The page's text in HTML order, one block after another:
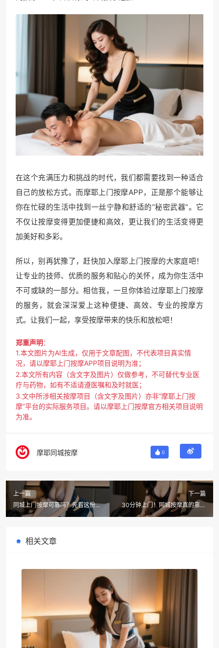
在这个充满压力和挑战的时代，我们都需要找到一种适合
自己的放松方式。而摩耶上门按摩APP，正是那个能够让
你在忙碌的生活中找到一丝宁静和舒适的“秘密武器”。它
不仅让按摩变得更加便捷和高效，更让我们的生活变得更
加美好和多彩。
所以，别再犹豫了，赶快加入摩耶上门按摩的大家庭吧！
让专业的技师、优质的服务和贴心的关怀，成为你生活中
不可或缺的一部分。相信我，一旦你体验过摩耶上门按摩
的服务，就会深深爱上这种便捷、高效、专业的按摩方
式。让我们一起，享受按摩带来的快乐和放松吧！
郑重声明：
1.本文图片为AI生成，仅用于文章配图，不代表项目真实情
况，请以摩耶上门按摩APP项目说明为准；
2.本文所有内容（含文字及图片）仅做参考，不可替代专业医
疗与药物，如有不适请遵医嘱和及时就医；
3.文中所涉相关按摩项目（含文字及图片）亦非“摩耶上门按
摩”平台的实际服务项目。请以摩耶上门按摩官方相关项目说明
为准。
摩耶同城按摩 0
上一篇
同城上门按摩可靠吗？先看这份避
坑指南，再决定要不要脱裤子
下一篇
30分钟上门！同城按摩真的靠谱
吗？出差酒店也能叫摩耶上门按摩
相关文章